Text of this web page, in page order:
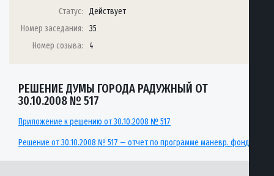
Статус:
Действует
Номер заседания:
35
Номер созыва:
4
РЕШЕНИЕ ДУМЫ ГОРОДА РАДУЖНЫЙ ОТ
30.10.2008 № 517
Приложение к решению от 30.10.2008 № 517
Решение от 30.10.2008 № 517 — отчет по программе маневр. фонда